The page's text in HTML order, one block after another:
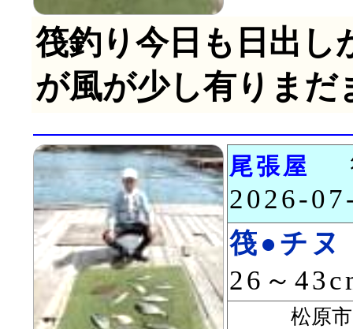
筏釣り今日も日出し
が風が少し有りま
尾張屋
2026-
筏●チヌ
26～
松原市